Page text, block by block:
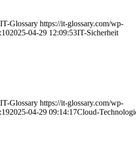
IT-Glossary https://it-glossary.com/wp-
2025-04-29 12:09:53IT-Sicherheit
IT-Glossary https://it-glossary.com/wp-
2025-04-29 09:14:17Cloud-